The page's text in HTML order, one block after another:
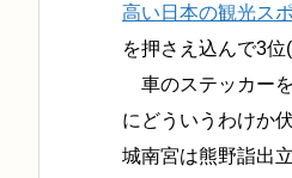
高い日本の観光ス
を押さえ込んで3位
車のステッカー
にどういうわけか
城南宮は熊野詣出